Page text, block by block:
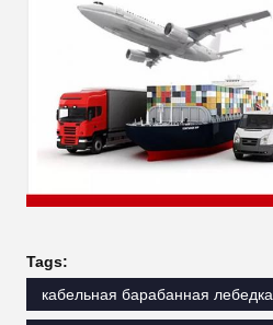
Tags:
кабельная барабанная лебедка